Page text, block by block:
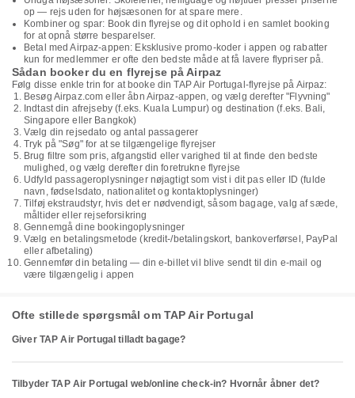
op — rejs uden for højsæsonen for at spare mere.
Kombiner og spar: Book din flyrejse og dit ophold i en samlet booking
for at opnå større besparelser.
Betal med Airpaz-appen: Eksklusive promo-koder i appen og rabatter
kun for medlemmer er ofte den bedste måde at få lavere flypriser på.
Sådan booker du en flyrejse på Airpaz
Følg disse enkle trin for at booke din TAP Air Portugal-flyrejse på Airpaz:
Besøg Airpaz.com eller åbn Airpaz-appen, og vælg derefter "Flyvning"
Indtast din afrejseby (f.eks. Kuala Lumpur) og destination (f.eks. Bali,
Singapore eller Bangkok)
Vælg din rejsedato og antal passagerer
Tryk på "Søg" for at se tilgængelige flyrejser
Brug filtre som pris, afgangstid eller varighed til at finde den bedste
mulighed, og vælg derefter din foretrukne flyrejse
Udfyld passageroplysninger nøjagtigt som vist i dit pas eller ID (fulde
navn, fødselsdato, nationalitet og kontaktoplysninger)
Tilføj ekstraudstyr, hvis det er nødvendigt, såsom bagage, valg af sæde,
måltider eller rejseforsikring
Gennemgå dine bookingoplysninger
Vælg en betalingsmetode (kredit-/betalingskort, bankoverførsel, PayPal
eller afbetaling)
Gennemfør din betaling — din e-billet vil blive sendt til din e-mail og
være tilgængelig i appen
Ofte stillede spørgsmål om TAP Air Portugal
Giver TAP Air Portugal tilladt bagage?
Tilbyder TAP Air Portugal web/online check-in? Hvornår åbner det?